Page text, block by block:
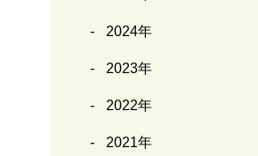
2024年
2023年
2022年
2021年